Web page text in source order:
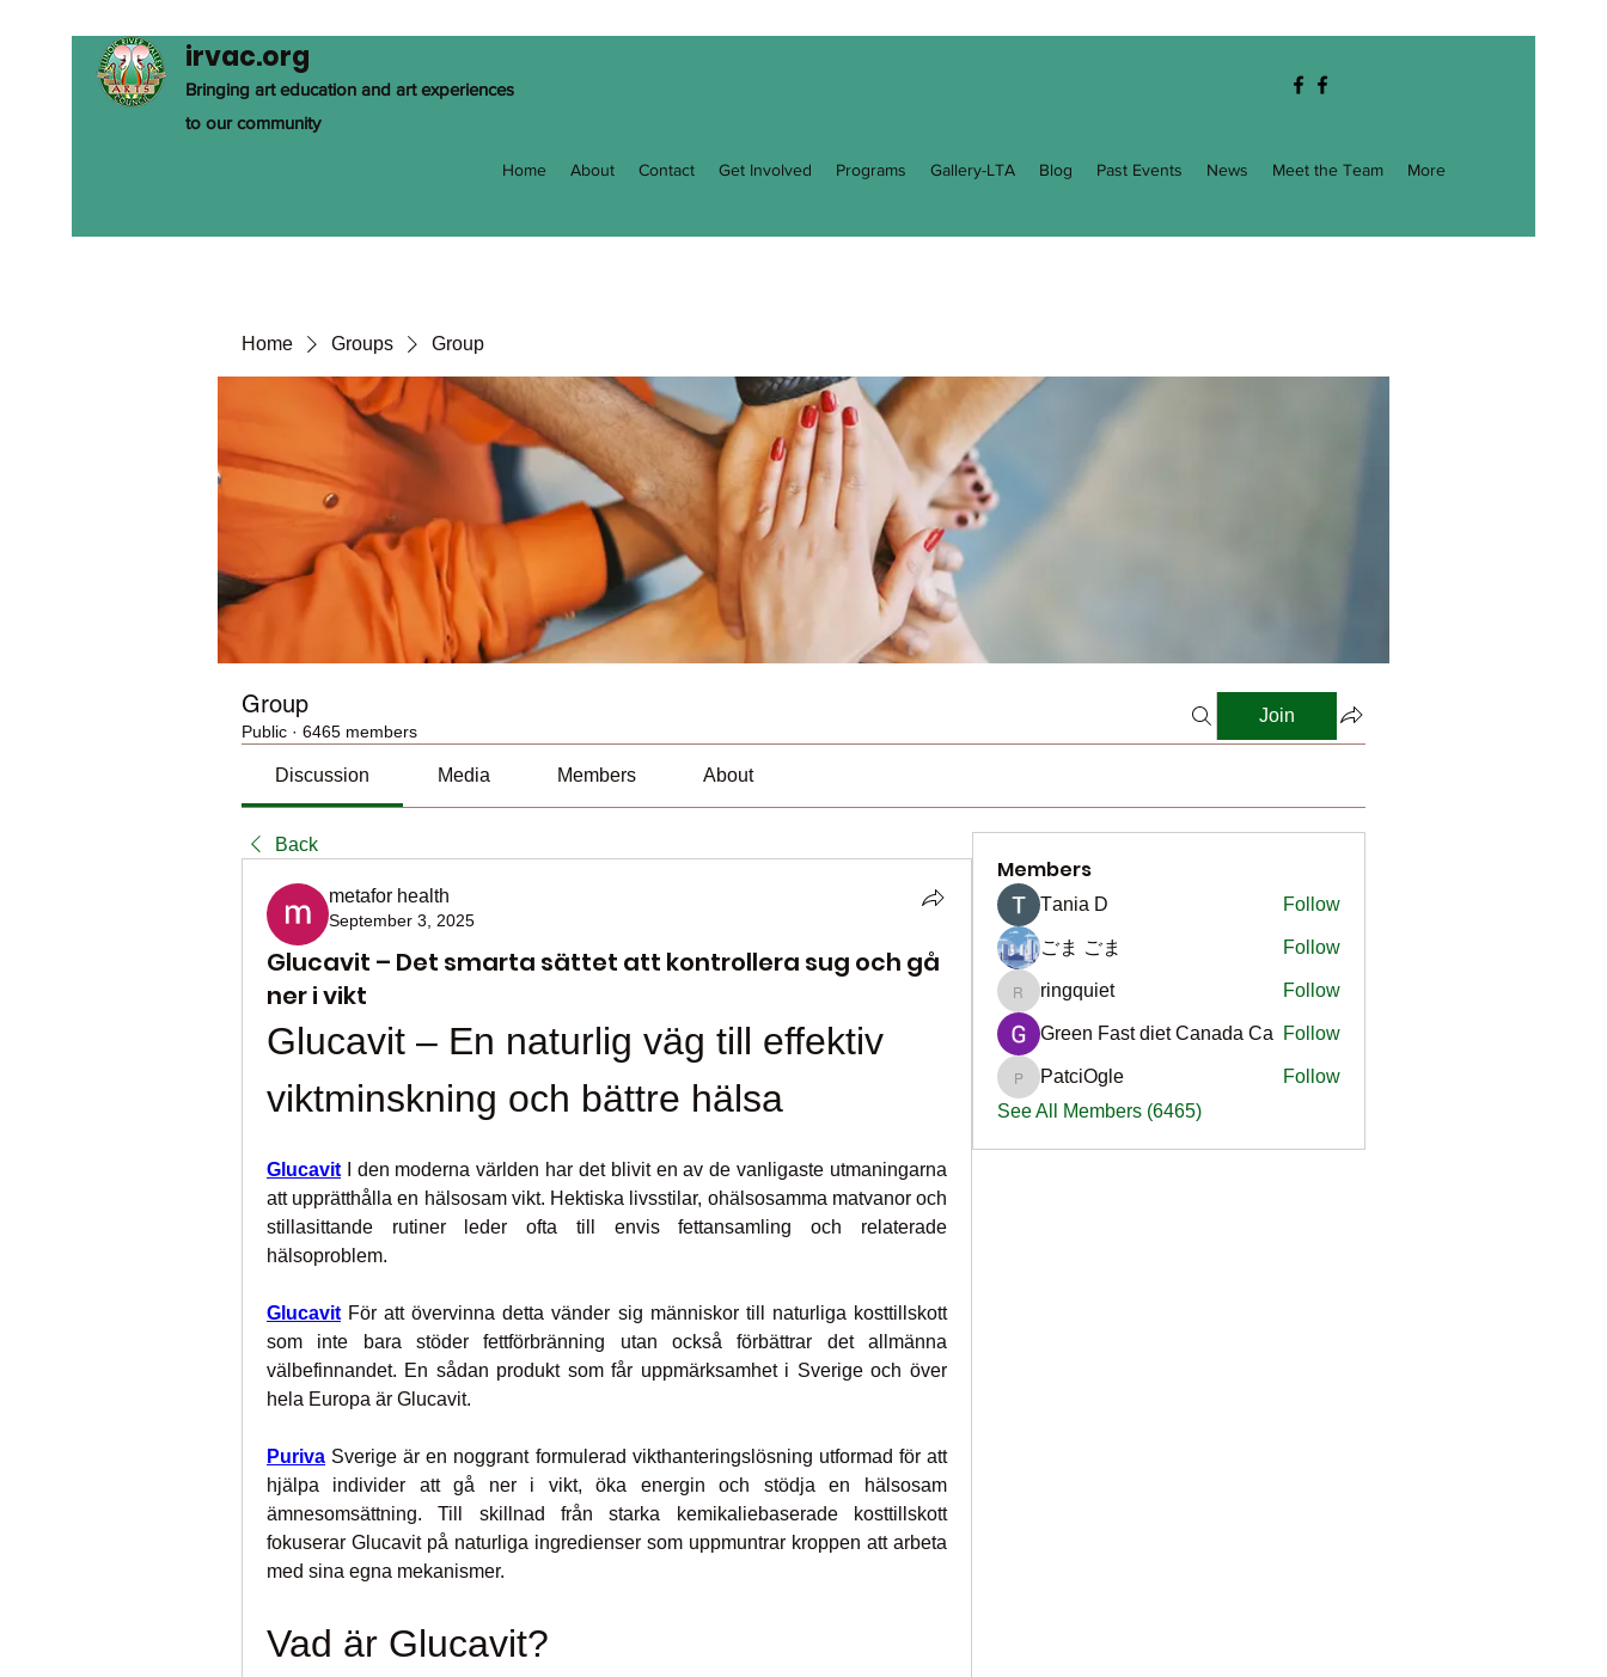
irvac.org
Bringing art education and art experiences
to our community
Home About Contact Get Involved Programs Gallery-LTA Blog Past Events News Meet the Team More
Home Groups Group
Group
Public · 6465 members
Join
Discussion Media Members About
Back
metafor health
September 3, 2025
Glucavit – Det smarta sättet att kontrollera sug och gå
ner i vikt
Glucavit – En naturlig väg till effektiv
viktminskning och bättre hälsa
Glucavit I den moderna världen har det blivit en av de vanligaste utmaningarna
att upprätthålla en hälsosam vikt. Hektiska livsstilar, ohälsosamma matvanor och
stillasittande rutiner leder ofta till envis fettansamling och relaterade
hälsoproblem.
Glucavit För att övervinna detta vänder sig människor till naturliga kosttillskott
som inte bara stöder fettförbränning utan också förbättrar det allmänna
välbefinnandet. En sådan produkt som får uppmärksamhet i Sverige och över
hela Europa är Glucavit.
Puriva Sverige är en noggrant formulerad vikthanteringslösning utformad för att
hjälpa individer att gå ner i vikt, öka energin och stödja en hälsosam
ämnesomsättning. Till skillnad från starka kemikaliebaserade kosttillskott
fokuserar Glucavit på naturliga ingredienser som uppmuntrar kroppen att arbeta
med sina egna mekanismer.
Vad är Glucavit?
Members
Тania D Follow
ごま ごま Follow
ringquiet
ringquiet Follow
Green Fast diet Canada Ca Follow
PatciOgle
PatciOgle
Follow
See All Members (6465)